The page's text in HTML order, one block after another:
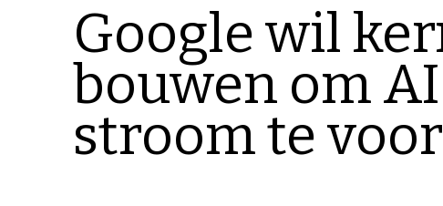
Google wil
bouwen om
stroom te